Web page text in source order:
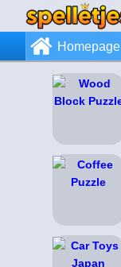
Homepage